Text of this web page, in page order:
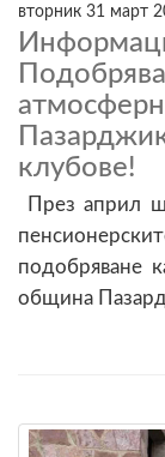
вторник 31 март
клубове!
През април
подобряване
община